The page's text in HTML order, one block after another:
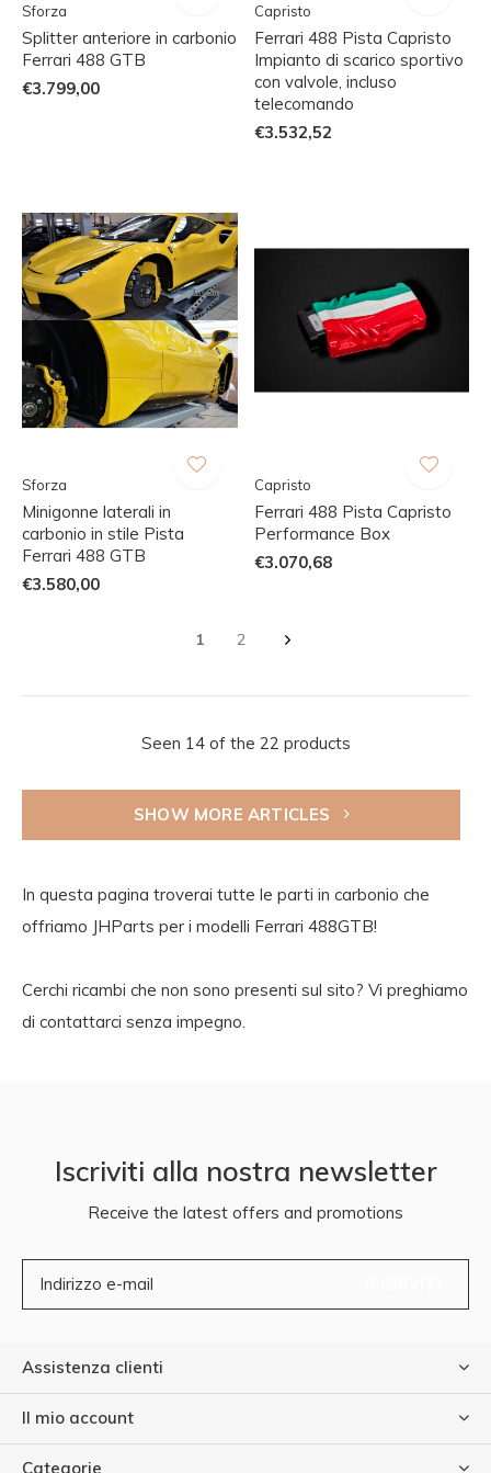
Sforza
Splitter anteriore in carbonio
Ferrari 488 GTB
€3.799,00
Capristo
Ferrari 488 Pista Capristo
Impianto di scarico sportivo
con valvole, incluso
telecomando
€3.532,52
Sforza
Minigonne laterali in
carbonio in stile Pista
Ferrari 488 GTB
€3.580,00
Capristo
Ferrari 488 Pista Capristo
Performance Box
€3.070,68
1 2
Seen 14 of the 22 products
SHOW MORE ARTICLES
In questa pagina troverai tutte le parti in carbonio che
offriamo JHParts per i modelli Ferrari 488GTB!
Cerchi ricambi che non sono presenti sul sito? Vi preghiamo
di contattarci senza impegno.
Iscriviti alla nostra newsletter
Receive the latest offers and promotions
Assistenza clienti
Il mio account
Categorie